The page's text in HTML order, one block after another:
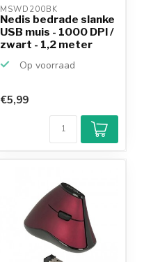
MSWD200BK
Nedis bedrade slanke
USB muis - 1000 DPI /
zwart - 1,2 meter
Op voorraad
€5,99